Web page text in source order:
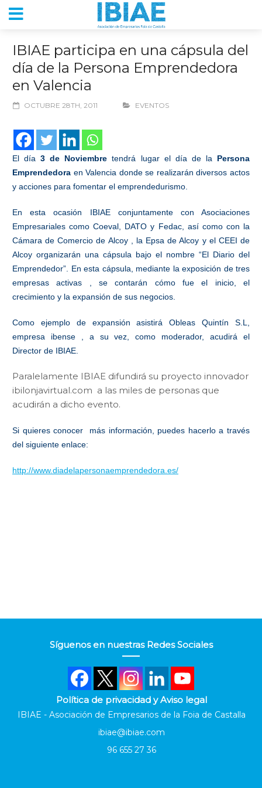
IBIAE participa en una cápsula del
día de la Persona Emprendedora
en Valencia
OCTUBRE 28TH, 2011 EVENTOS
El día 3 de Noviembre tendrá lugar el día de la Persona
Emprendedora en Valencia donde se realizarán diversos actos
y acciones para fomentar el emprendedurismo.
En esta ocasión IBIAE conjuntamente con Asociaciones
Empresariales como Coeval, DATO y Fedac, así como con la
Cámara de Comercio de Alcoy , la Epsa de Alcoy y el CEEI de
Alcoy organizarán una cápsula bajo el nombre “El Diario del
Emprendedor”. En esta cápsula, mediante la exposición de tres
empresas activas , se contarán cómo fue el inicio, el
crecimiento y la expansión de sus negocios.
Como ejemplo de expansión asistirá Obleas Quintín S.L,
empresa ibense , a su vez, como moderador, acudirá el
Director de IBIAE.
Paralelamente IBIAE difundirá su proyecto innovador
ibilonjavirtual.com a las miles de personas que
acudirán a dicho evento.
Si quieres conocer más información, puedes hacerlo a través
del siguiente enlace:
http://www.diadelapersonaemprendedora.es/
Síguenos en nuestras Redes Sociales
Política de privacidad y Aviso legal
IBIAE - Asociación de Empresarios de la Foia de Castalla
ibiae@ibiae.com
96 655 27 36